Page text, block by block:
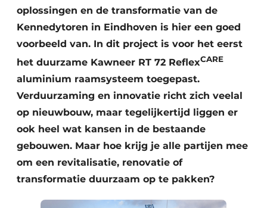
oplossingen en de transformatie van de
Kennedytoren in Eindhoven is hier een goed
voorbeeld van. In dit project is voor het eerst
het duurzame Kawneer RT 72 ReflexCARE
aluminium raamsysteem toegepast.
Verduurzaming en innovatie richt zich veelal
op nieuwbouw, maar tegelijkertijd liggen er
ook heel wat kansen in de bestaande
gebouwen. Maar hoe krijg je alle partijen mee
om een revitalisatie, renovatie of
transformatie duurzaam op te pakken?